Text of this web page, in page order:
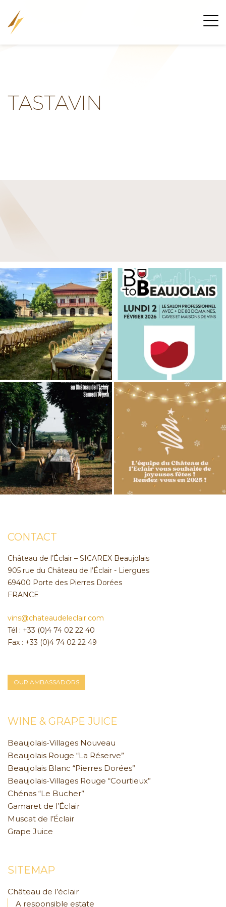
TASTAVIN
CONTACT
Château de l’Éclair – SICAREX Beaujolais
905 rue du Château de l’Éclair - Liergues
69400 Porte des Pierres Dorées
FRANCE
vins@chateaudeleclair.com
Tél : +33 (0)4 74 02 22 40
Fax : +33 (0)4 74 02 22 49
OUR AMBASSADORS
WINE & GRAPE JUICE
Beaujolais-Villages Nouveau
Beaujolais Rouge “La Réserve”
Beaujolais Blanc “Pierres Dorées”
Beaujolais-Villages Rouge “Courtieux”
Chénas “Le Bucher”
Gamaret de l’Éclair
Muscat de l’Éclair
Grape Juice
SITEMAP
Château de l’éclair
A responsible estate